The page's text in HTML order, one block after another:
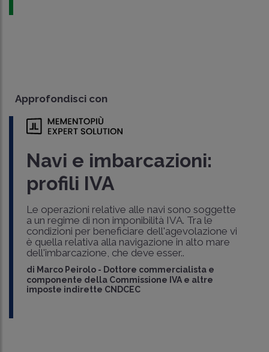
Approfondisci con
Navi e imbarcazioni:
profili IVA
Le operazioni relative alle navi sono soggette
a un regime di non imponibilità IVA. Tra le
condizioni per beneficiare dell'agevolazione vi
è quella relativa alla navigazione in alto mare
dell'imbarcazione, che deve esser..
di Marco Peirolo - Dottore commercialista e
componente della Commissione IVA e altre
imposte indirette CNDCEC